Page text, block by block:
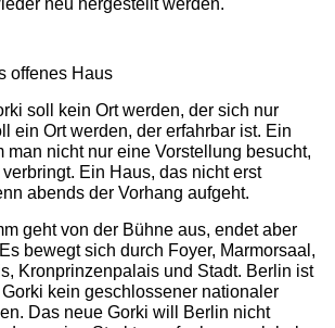
neu hergestellt werden.
offenes Haus
soll kein Ort werden, der sich nur
ein Ort werden, der erfahrbar ist. Ein
man nicht nur eine Vorstellung besucht,
Ein Haus, das nicht erst
abends der Vorhang aufgeht.
geht von der Bühne aus, endet aber
bewegt sich durch Foyer, Marmorsaal,
Kronprinzenpalais und Stadt. Berlin ist
kein geschlossener nationaler
Das neue Gorki will Berlin nicht